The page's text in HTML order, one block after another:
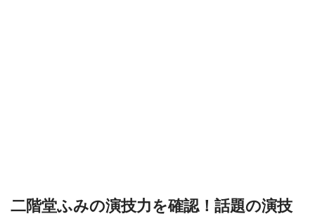
二階堂ふみの演技力を確認！話題の演技